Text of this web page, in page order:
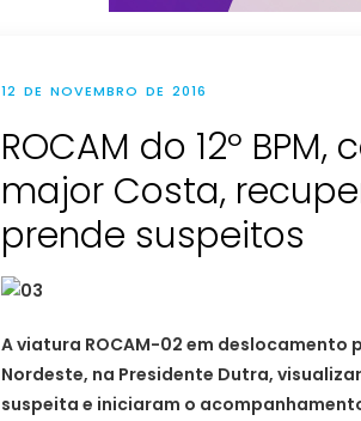
12 DE NOVEMBRO DE 2016
ROCAM do 12º
major Costa,
prende suspeitos
A viatura ROCAM-02 em deslocamento
Nordeste, na Presidente Dutra,
suspeita e iniciaram o